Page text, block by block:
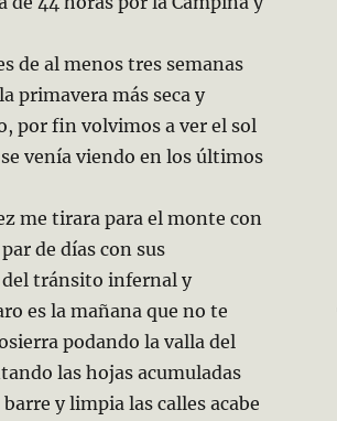
de al menos tres semanas
primavera más seca y
por fin volvimos a ver el sol
venía viendo en los últimos
me tirara para el monte con
de días con sus
del tránsito infernal y
es la mañana que no te
podando la valla del
las hojas acumuladas
y limpia las calles acabe